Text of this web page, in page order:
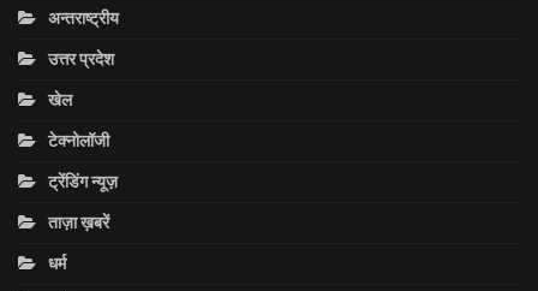
अन्तराष्ट्रीय
उत्तर प्रदेश
खेल
टेक्नोलॉजी
ट्रेंडिंग न्यूज़
ताज़ा ख़बरें
धर्म